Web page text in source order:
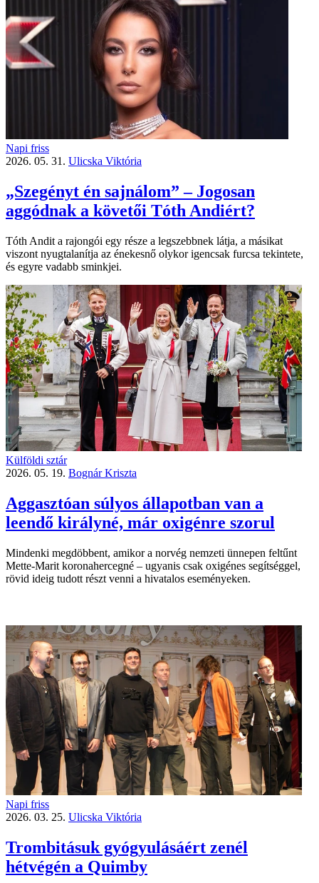
Napi friss
2026. 05. 31. Ulicska Viktória
„Szegényt én sajnálom” – Jogosan
aggódnak a követői Tóth Andiért?
Tóth Andit a rajongói egy része a legszebbnek látja, a másikat
viszont nyugtalanítja az énekesnő olykor igencsak furcsa tekintete,
és egyre vadabb sminkjei.
Külföldi sztár
2026. 05. 19. Bognár Kriszta
Aggasztóan súlyos állapotban van a
leendő királyné, már oxigénre szorul
Mindenki megdöbbent, amikor a norvég nemzeti ünnepen feltűnt
Mette-Marit koronahercegné – ugyanis csak oxigénes segítséggel,
rövid ideig tudott részt venni a hivatalos eseményeken.
Napi friss
2026. 03. 25. Ulicska Viktória
Trombitásuk gyógyulásáért zenél
hétvégén a Quimby